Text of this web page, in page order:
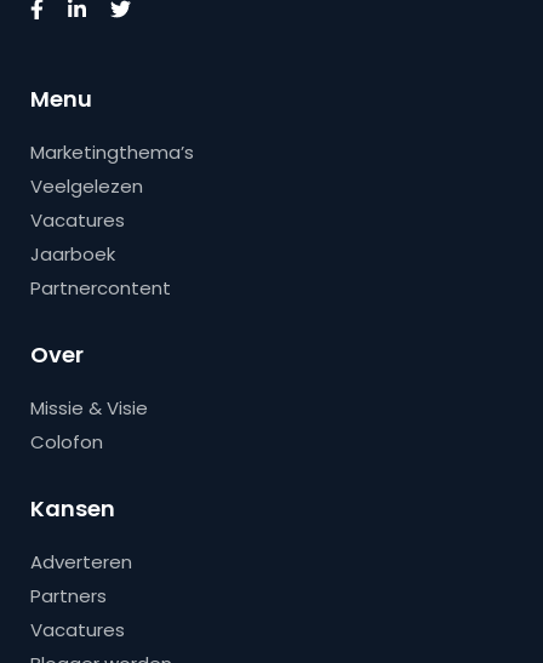
Menu
Marketingthema’s
Veelgelezen
Vacatures
Jaarboek
Partnercontent
Over
Missie & Visie
Colofon
Kansen
Adverteren
Partners
Vacatures